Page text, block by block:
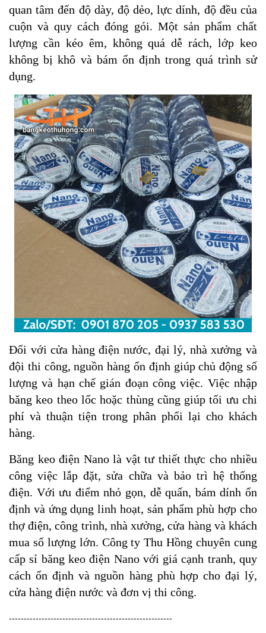
quan tâm đến độ dày, độ dẻo, lực dính, độ đều của
cuộn và quy cách đóng gói. Một sản phẩm chất
lượng cần kéo êm, không quá dễ rách, lớp keo
không bị khô và bám ổn định trong quá trình sử
dụng.
Đối với cửa hàng điện nước, đại lý, nhà xưởng và
đội thi công, nguồn hàng ổn định giúp chủ động số
lượng và hạn chế gián đoạn công việc. Việc nhập
băng keo theo lốc hoặc thùng cũng giúp tối ưu chi
phí và thuận tiện trong phân phối lại cho khách
hàng.
Băng keo điện Nano là vật tư thiết thực cho nhiều
công việc lắp đặt, sửa chữa và bảo trì hệ thống
điện. Với ưu điểm nhỏ gọn, dễ quấn, bám dính ổn
định và ứng dụng linh hoạt, sản phẩm phù hợp cho
thợ điện, công trình, nhà xưởng, cửa hàng và khách
mua số lượng lớn. Công ty Thu Hồng chuyên cung
cấp sỉ băng keo điện Nano với giá cạnh tranh, quy
cách ổn định và nguồn hàng phù hợp cho đại lý,
cửa hàng điện nước và đơn vị thi công.
-------------------------------------------------------